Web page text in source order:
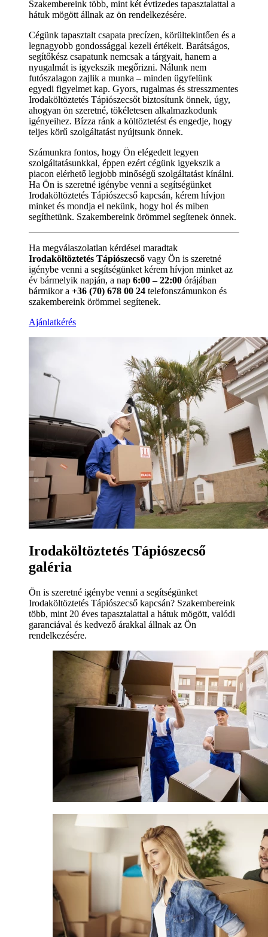
Szakembereink több, mint két évtizedes tapasztalattal a
hátuk mögött állnak az ön rendelkezésére.
Cégünk tapasztalt csapata precízen, körültekintően és a
legnagyobb gondossággal kezeli értékeit. Barátságos,
segítőkész csapatunk nemcsak a tárgyait, hanem a
nyugalmát is igyekszik megőrizni. Nálunk nem
futószalagon zajlik a munka – minden ügyfelünk
egyedi figyelmet kap. Gyors, rugalmas és stresszmentes
Irodaköltöztetés Tápiószecsőt biztosítunk önnek, úgy,
ahogyan ön szeretné, tökéletesen alkalmazkodunk
igényeihez. Bízza ránk a költöztetést és engedje, hogy
teljes körű szolgáltatást nyújtsunk önnek.
Számunkra fontos, hogy Ön elégedett legyen
szolgáltatásunkkal, éppen ezért cégünk igyekszik a
piacon elérhető legjobb minőségű szolgáltatást kínálni.
Ha Ön is szeretné igénybe venni a segítségünket
Irodaköltöztetés Tápiószecső kapcsán, kérem hívjon
minket és mondja el nekünk, hogy hol és miben
segíthetünk. Szakembereink örömmel segítenek önnek.
Ha megválaszolatlan kérdései maradtak
Irodaköltöztetés Tápiószecső vagy Ön is szeretné
igénybe venni a segítségünket kérem hívjon minket az
év bármelyik napján, a nap 6:00 – 22:00 órájában
bármikor a +36 (70) 678 00 24 telefonszámunkon és
szakembereink örömmel segítenek.
Ajánlatkérés
Irodaköltöztetés Tápiószecső
galéria
Ön is szeretné igénybe venni a segítségünket
Irodaköltöztetés Tápiószecső kapcsán? Szakembereink
több, mint 20 éves tapasztalattal a hátuk mögött, valódi
garanciával és kedvező árakkal állnak az Ön
rendelkezésére.